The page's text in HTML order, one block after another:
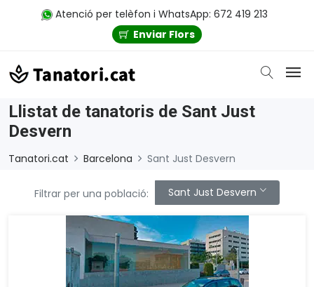
Atenció per telèfon i WhatsApp: 672 419 213
Enviar Flors
Llistat de tanatoris de Sant Just
Desvern
Tanatori.cat Barcelona Sant Just Desvern
Filtrar per una població: Sant Just Desvern